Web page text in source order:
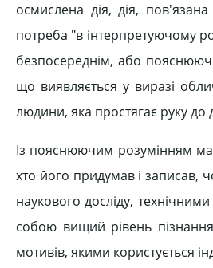
осмислена дія, дія,
потреба "в інтерпретуючому
безпосереднім, або
що виявляється у виразі
людини, яка простягає руку до
Із пояснюючим розумінням
хто його придумав і записав,
наукового досліду,
собою вищий рівень
мотивів, якими користується